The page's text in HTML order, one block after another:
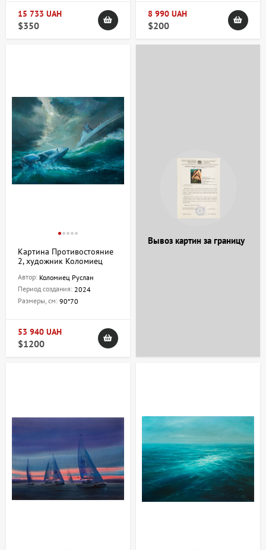
15 733 UAH
$350
8 990 UAH
$200
Картина Противостояние
2, художник Коломиец
Автор: Коломиец Руслан
Период создания: 2024
Размеры, см: 90*70
53 940 UAH
$1200
Вывоз картин за границу